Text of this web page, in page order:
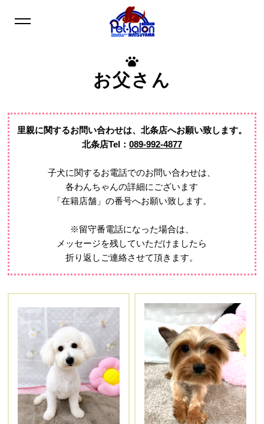
お父さん
里親に関するお問い合わせは、 北条店へお願い致します。
北条店Tel： 089-992-4877
子犬に関するお電話でのお問い合わせは、
各わんちゃんの詳細にございます
「在籍店舗」の番号へお願い致します。
※留守番電話になった場合は、
メッセージを残していただけましたら
折り返しご連絡させて頂きます。